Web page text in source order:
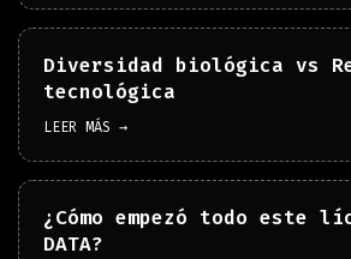
Diversidad biológica vs
tecnológica
LEER MÁS →
¿Cómo empezó todo este
DATA?